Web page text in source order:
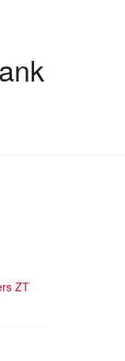
ZT